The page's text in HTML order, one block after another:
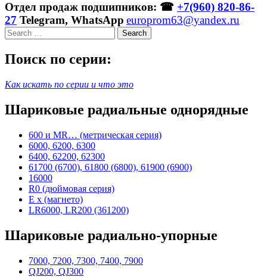
Отдел продаж подшипников: ☎ +7(960) 820-86-
27 Telegram, WhatsApp europrom63@yandex.ru
Search
Поиск по серии:
Как искать по серии и что это
Шариковые радиальные однорядные
600 и MR… (метрическая серия)
6000, 6200, 6300
6400, 62200, 62300
61700 (6700), 61800 (6800), 61900 (6900)
16000
R0 (дюймовая серия)
E x (магнето)
LR6000, LR200 (361200)
Шариковые радиально-упорные
7000, 7200, 7300, 7400, 7900
QJ200, QJ300